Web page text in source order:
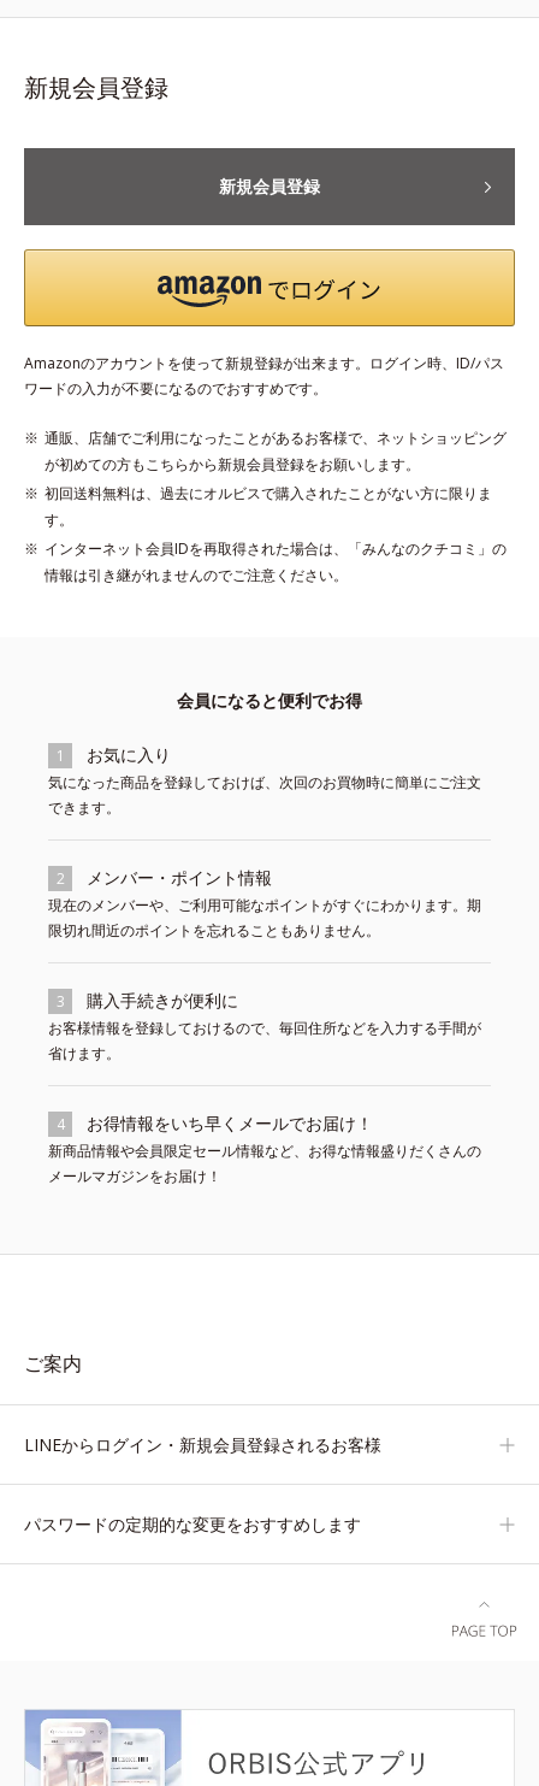
新規会員登録
新規会員登録
Amazonのアカウントを使って新規登録が出来ます。ログイン時、ID/パス
ワードの入力が不要になるのでおすすめです。
通販、店舗でご利用になったことがあるお客様で、ネットショッピング
が初めての方もこちらから新規会員登録をお願いします。
初回送料無料は、過去にオルビスで購入されたことがない方に限りま
す。
インターネット会員IDを再取得された場合は、「みんなのクチコミ」の
情報は引き継がれませんのでご注意ください。
会員になると便利でお得
1 お気に入り
気になった商品を登録しておけば、次回のお買物時に簡単にご注文
できます。
2 メンバー・ポイント情報
現在のメンバーや、ご利用可能なポイントがすぐにわかります。期
限切れ間近のポイントを忘れることもありません。
3 購入手続きが便利に
お客様情報を登録しておけるので、毎回住所などを入力する手間が
省けます。
4 お得情報をいち早くメールでお届け！
新商品情報や会員限定セール情報など、お得な情報盛りだくさんの
メールマガジンをお届け！
ご案内
LINEからログイン・新規会員登録されるお客様
パスワードの定期的な変更をおすすめします